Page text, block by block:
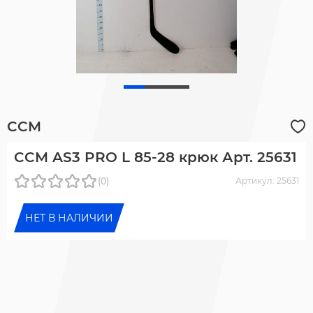
CCM
CCM AS3 PRO L 85-28 крюк Арт. 25631
(0) Артикул: 25631
НЕТ В НАЛИЧИИ